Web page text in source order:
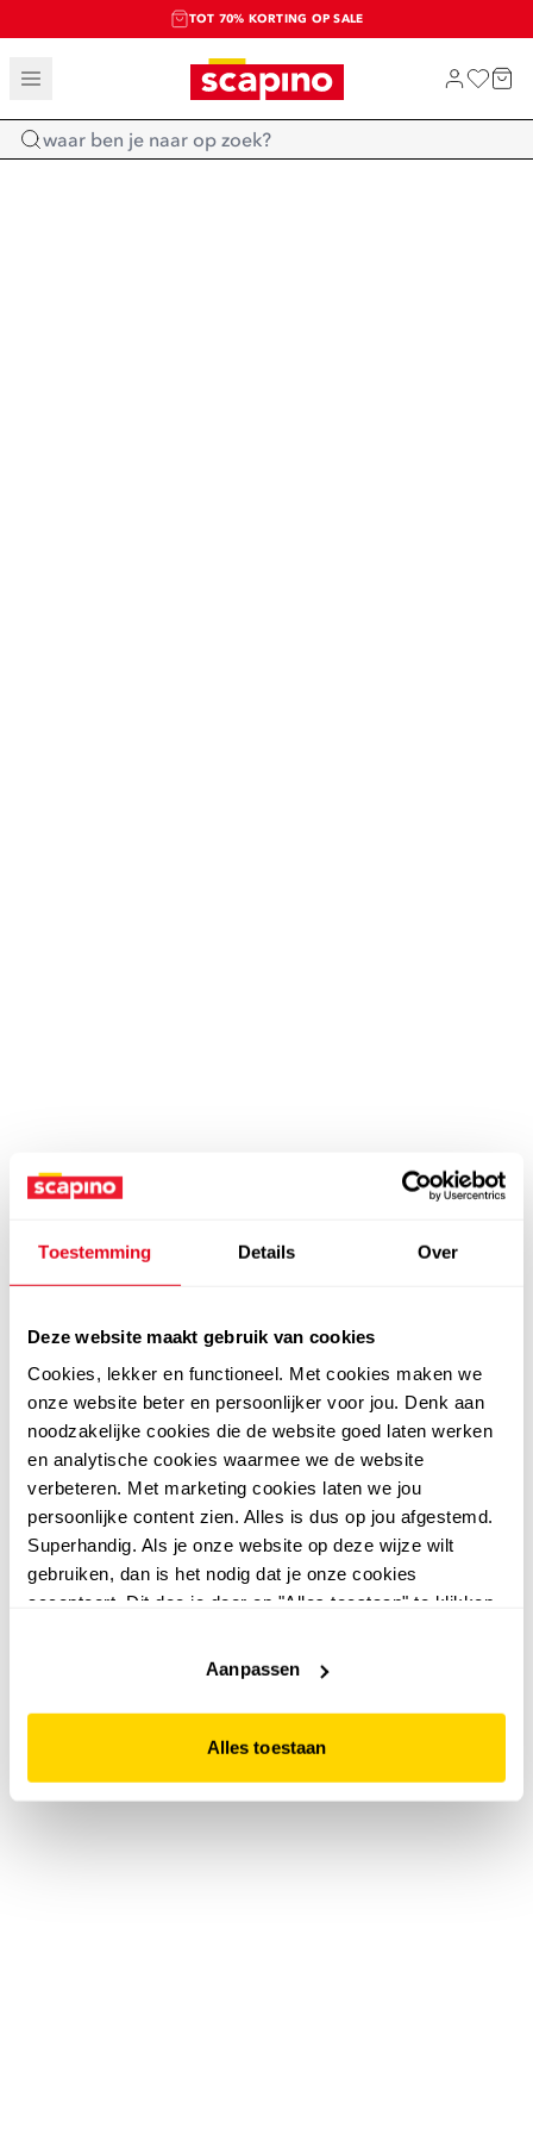
Toestemming Details Over
Deze website maakt gebruik van cookies
Cookies, lekker en functioneel. Met cookies maken we
onze website beter en persoonlijker voor jou. Denk aan
noodzakelijke cookies die de website goed laten werken
en analytische cookies waarmee we de website
verbeteren. Met marketing cookies laten we jou
persoonlijke content zien. Alles is dus op jou afgestemd.
Superhandig. Als je onze website op deze wijze wilt
gebruiken, dan is het nodig dat je onze cookies
accepteert. Dit doe je door op "Alles toestaan" te klikken.
website niet optimaal functioneert.
Aanpassen
Alles toestaan
TOT 70% KORTING OP SALE
SALE: LAATSTE KANS!
SHOP NIEUW
Home